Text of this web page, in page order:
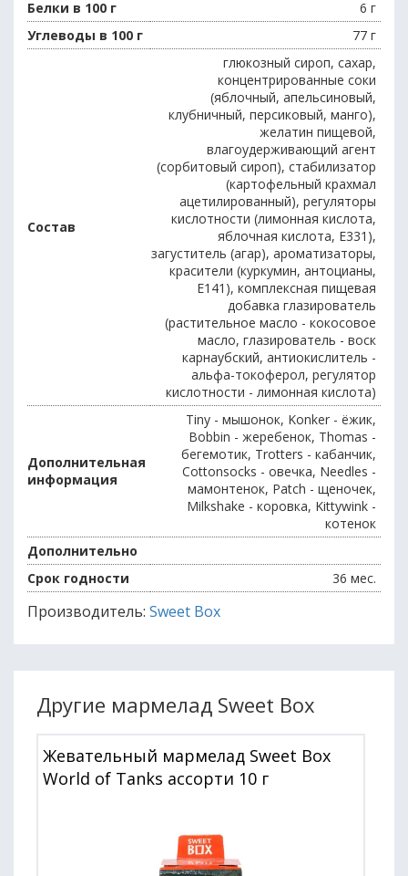
Белки в 100 г
6 г
Углеводы в 100 г
77 г
Состав
глюкозный сироп, сахар,
концентрированные соки
(яблочный, апельсиновый,
клубничный, персиковый, манго),
желатин пищевой,
влагоудерживающий агент
(сорбитовый сироп), стабилизатор
(картофельный крахмал
ацетилированный), регуляторы
кислотности (лимонная кислота,
яблочная кислота, E331),
загуститель (агар), ароматизаторы,
красители (куркумин, антоцианы,
E141), комплексная пищевая
добавка глазирователь
(растительное масло - кокосовое
масло, глазирователь - воск
карнаубский, антиокислитель -
альфа-токоферол, регулятор
кислотности - лимонная кислота)
Дополнительная
информация
Tiny - мышонок, Konker - ёжик,
Bobbin - жеребенок, Thomas -
бегемотик, Trotters - кабанчик,
Cottonsocks - овечка, Needles -
мамонтенок, Patch - щеночек,
Milkshake - коровка, Kittywink -
котенок
Дополнительно
Срок годности
36 мес.
Производитель: Sweet Box
Другие мармелад Sweet Box
Жевательный мармелад Sweet Box
World of Tanks ассорти 10 г